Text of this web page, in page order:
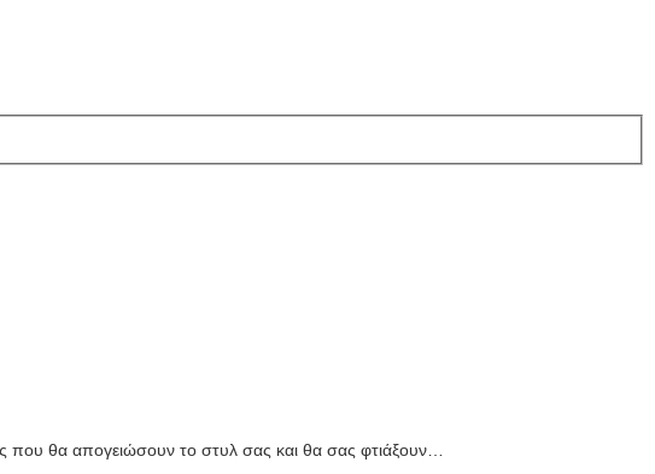
που θα απογειώσουν το στυλ σας και θα σας φτιάξουν…